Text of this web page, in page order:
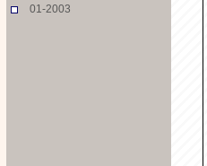
01-2003